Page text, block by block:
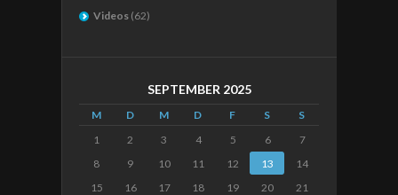
Videos (62)
SEPTEMBER 2025
M D M D F S
S
1
2 3 4 5 6
7
8
9 10 11 12 13
14
15
16 17 18 19 20
21